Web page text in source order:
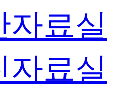
자료실
자료실